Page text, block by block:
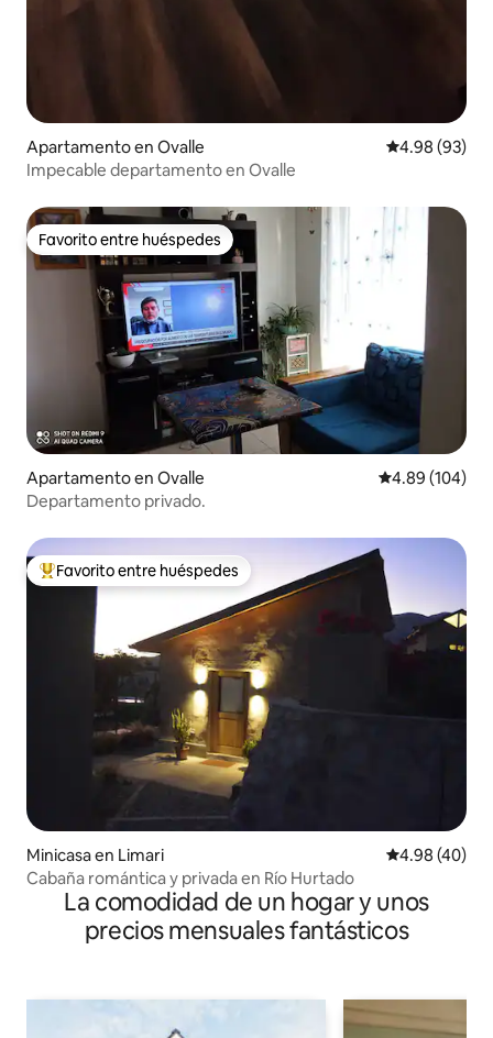
Apartamento en Ovalle Calificación
4.98 (93)
Impecable departamento en Ovalle
Favorito entre huéspedes
Favorito entre huéspedes
Apartamento en Ovalle Calificación
4.89 (104)
Departamento privado.
Favorito entre huéspedes preferido
Favorito entre huéspedes
Minicasa en Limari Calificación
4.98 (40)
Cabaña romántica y privada en Río Hurtado
La comodidad de un hogar y unos
precios mensuales fantásticos